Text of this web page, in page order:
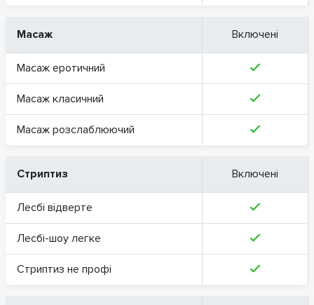
Масаж Включені
Масаж еротичний
Масаж класичний
Масаж розслаблюючий
Стриптиз Включені
Лесбі відверте
Лесбі-шоу легке
Стриптиз не профі